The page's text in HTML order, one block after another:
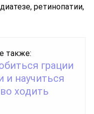
ретинопатии,
также:
грации
и научиться
ходить